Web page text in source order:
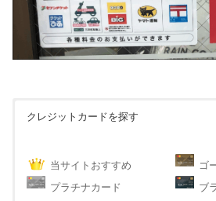
クレジットカードを探す
当サイトおすすめ
ゴ
プラチナカード
ブ